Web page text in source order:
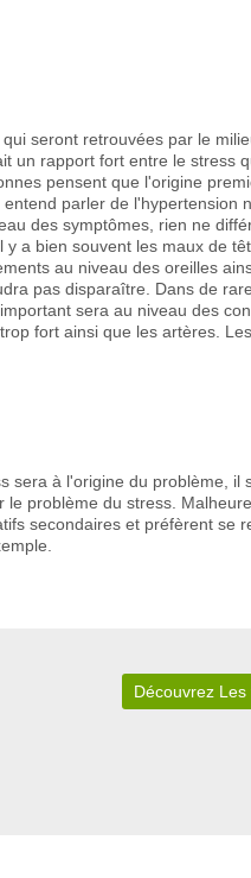
seront retrouvées par le
un rapport fort entre le stress
pensent que l'origine
parler de l'hypertension
des symptômes, rien ne
a bien souvent les maux de
au niveau des oreilles
pas disparaître. Dans de
sera au niveau des
fort ainsi que les artères.
sera à l'origine du problème, il
problème du stress.
secondaires et préfèrent se
Découvrez